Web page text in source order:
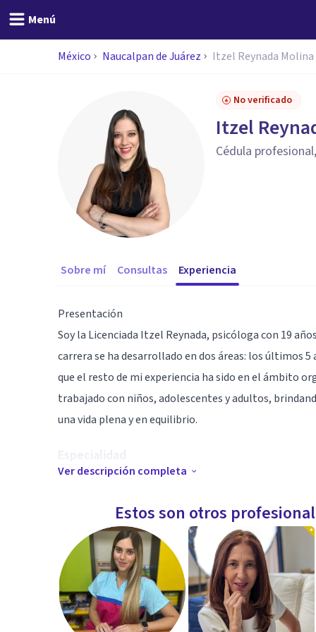
Menú
México Naucalpan de Juárez Itzel Reynada Molina
No verificado
Itzel
Cédula
Sobre mí Consultas Experiencia
Presentación
Soy la Licenciada Itzel Reynada, psicóloga con 19
carrera se ha desarrollado en dos áreas: los últimos
que el resto de mi experiencia ha sido en el ámbito
trabajado con niños, adolescentes y adultos,
una vida plena y en equilibrio.
Especialidad
Terapia Cognitivo-Conductual (TCC): un enfoque
Mindfulness (Maestría en curso): integración de
reducir estrés y cultivar mayor bienestar en la vida
Otras formaciones: Psicometría, Neurociencias,
Ver descripción completa
Estos son otros